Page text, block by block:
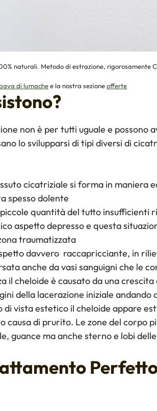
naturali. Metodo di estrazione, rigorosamente
di lumachee la nostra sezioneofferte
non è per tutti uguale e possono
lo svilupparsi di tipi diversi di
cicatriziale si forma in maniera
spesso dolente
quantità del tutto insufficienti
aspetto depresso e questa
traumatizzata
davvero raccapricciante, in
anche da vasi sanguigni che le
il cheloide è causato da una crescita
della lacerazione iniziale andando
vista estetico il cheloide appare
causa di prurito. Le zone del corpo
guance ma anche sterno e lobi